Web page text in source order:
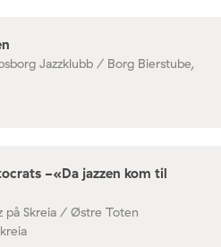
Jazzklubb / Borg Bierstube,
-«Da jazzen kom til
på Skreia / Østre Toten